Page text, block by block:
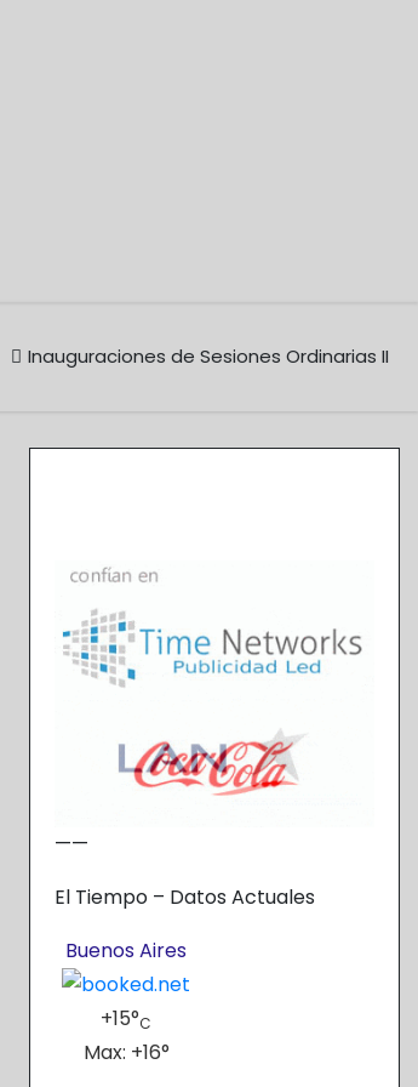
Inauguraciones de Sesiones Ordinarias II
——
El Tiempo – Datos Actuales
Buenos Aires
+15°C
Max: +16°